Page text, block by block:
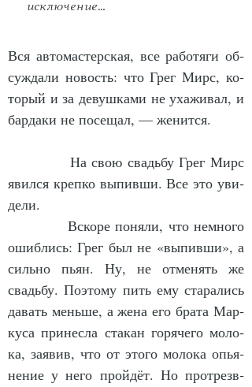
исключение…
Вся ав­то­мас­тер­ская, все ра­бо­тя­ги об­
суж­да­ли но­вость: что Грег Мирс, ко­
то­рый и за де­вуш­ка­ми не уха­жи­вал, и
бар­да­ки не по­се­щал, — же­нит­ся.
явил­ся креп­ко вы­пив­ши. Все это уви­
де­ли.
ошиб­лись: Грег был не «вы­пив­ши», а
силь­но пьян. Ну, не от­ме­нять же
свадьбу. По­это­му пить ему ста­ра­лись
да­вать мень­ше, а же­на его бра­та Мар­
ку­са при­нес­ла ста­кан го­ря­че­го мо­ло­
ка, за­явив, что от это­го мо­ло­ка опья­
не­ние у не­го прой­дёт. Но про­трезв­